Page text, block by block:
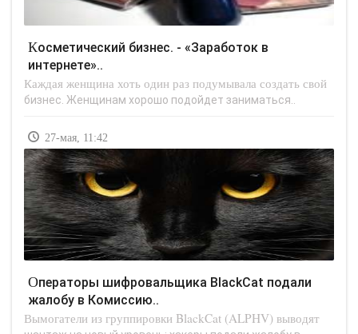
Косметический бизнес. - «Заработок в
интернете»..
Каждая женщина хоть один раз подумывала создать свой
бизнес. Женщинам хорошо подойдет заниматься..
27-мая, 11:42
Операторы шифровальщика BlackCat подали
жалобу в Комиссию..
Вымогатели из группировки BlackCat (ALPHV) выводят